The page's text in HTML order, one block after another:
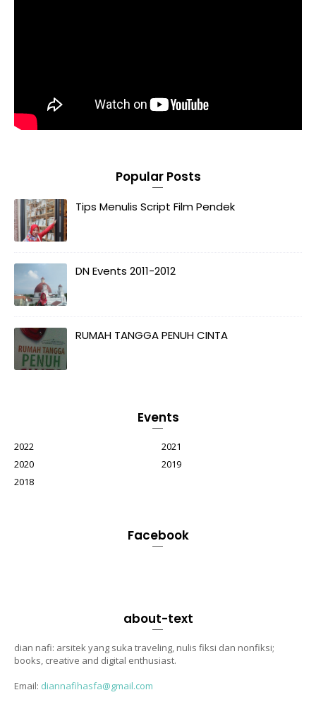
Popular Posts
Tips Menulis Script Film Pendek
DN Events 2011-2012
RUMAH TANGGA PENUH CINTA
Events
2022
2021
2020
2019
2018
Facebook
about-text
dian nafi: arsitek yang suka traveling, nulis fiksi dan nonfiksi;
books, creative and digital enthusiast.
Email: diannafihasfa@gmail.com